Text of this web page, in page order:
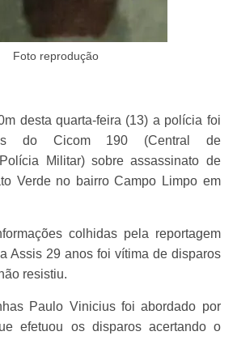
Foto reprodução
desta quarta-feira (13) a polícia foi
do Cicom 190 (Central de
Militar) sobre assassinato de
Verde no bairro Campo Limpo em
colhidas pela reportagem
Assis 29 anos foi vítima de disparos
resistiu.
Paulo Vinicius foi abordado por
efetuou os disparos acertando o